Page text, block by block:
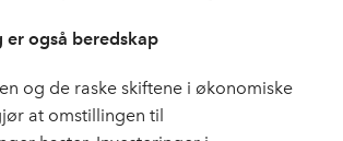
er også beredskap
og de raske skiftene i økonomiske
at omstillingen til